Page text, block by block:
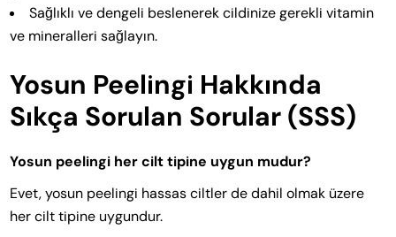
Sağlıklı ve dengeli beslenerek cildinize gerekli vitamin
ve mineralleri sağlayın.
Yosun Peelingi Hakkında
Sıkça Sorulan Sorular (SSS)
Yosun peelingi her cilt tipine uygun mudur?
Evet, yosun peelingi hassas ciltler de dahil olmak üzere
her cilt tipine uygundur.